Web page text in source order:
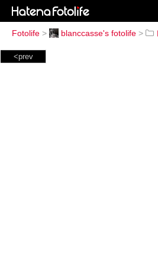
Fotolife > blanccasse's fotolife >
<prev